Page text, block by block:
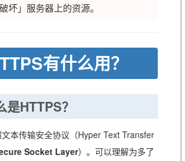
用（幂
为只是读
有副作用，数据会被重
览器一般会提示用户数
据会被重新提交
提交数据：添加、修
改、删除
坏」服务器上的资源。
有什么用？
HTTPS？
本传输安全协议（Hyper Text Transfer
Socket Layer）。可以理解为多了